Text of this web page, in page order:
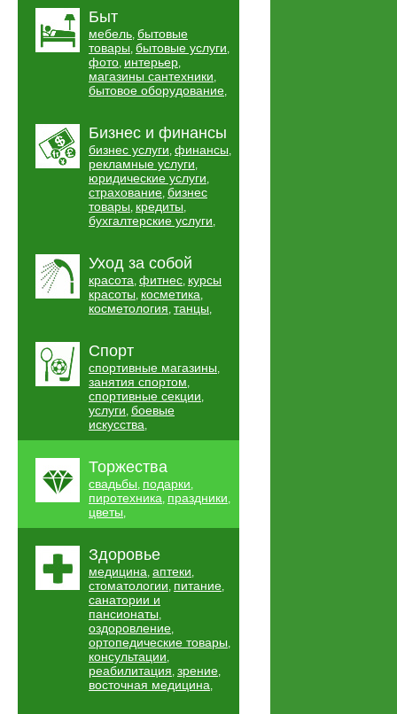
Быт
мебель, бытовые
товары, бытовые услуги,
фото, интерьер,
магазины сантехники,
бытовое оборудование,
Бизнес и финансы
бизнес услуги, финансы,
рекламные услуги,
юридические услуги,
страхование, бизнес
товары, кредиты,
бухгалтерские услуги,
Уход за собой
красота, фитнес, курсы
красоты, косметика,
косметология, танцы,
Спорт
спортивные магазины,
занятия спортом,
спортивные секции,
услуги, боевые
искусства,
Торжества
свадьбы, подарки,
пиротехника, праздники,
цветы,
Здоровье
медицина, аптеки,
стоматологии, питание,
санатории и
пансионаты,
оздоровление,
ортопедические товары,
консультации,
реабилитация, зрение,
восточная медицина,